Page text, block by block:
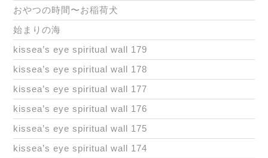
おやつの時間〜お稲荷犬
始まりの海
kissea’s eye spiritual wall 179
kissea’s eye spiritual wall 178
kissea’s eye spiritual wall 177
kissea’s eye spiritual wall 176
kissea’s eye spiritual wall 175
kissea’s eye spiritual wall 174